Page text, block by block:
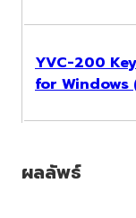
YVC-200
for Windows
ผลลัพธ์